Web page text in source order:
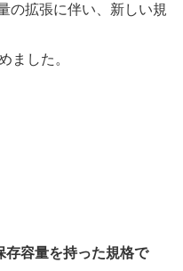
の拡張に伴い、新しい規
ました。
容量を持った規格で